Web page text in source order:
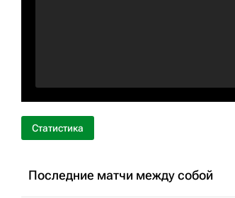
Статистика
Последние матчи между собой